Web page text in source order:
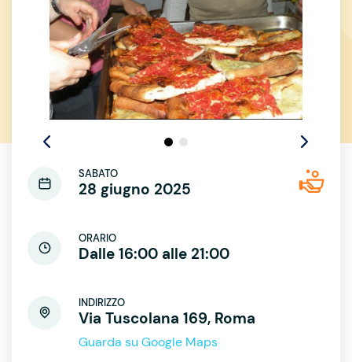
SABATO
28 giugno 2025
ORARIO
Dalle 16:00 alle 21:00
INDIRIZZO
Via Tuscolana 169, Roma
Guarda su Google Maps